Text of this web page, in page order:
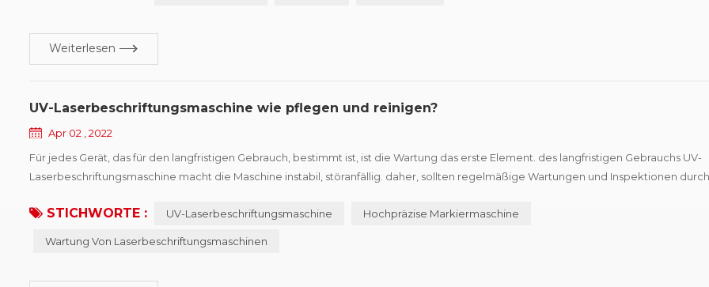
Weiterlesen
UV-Laserbeschriftungsmaschine wie pflegen und reinigen?
Apr 02 , 2022
Für jedes Gerät, das für den langfristigen Gebrauch, bestimmt ist, ist die Wartung das erste Element. des langfristigen Gebrauchs UV-
Laserbeschriftungsmaschine macht die Maschine instabil, störanfällig. daher, sollten regelmäßige Wartungen und Inspektionen
STICHWORTE : UV-Laserbeschriftungsmaschine Hochpräzise Markiermaschine
Wartung Von Laserbeschriftungsmaschinen